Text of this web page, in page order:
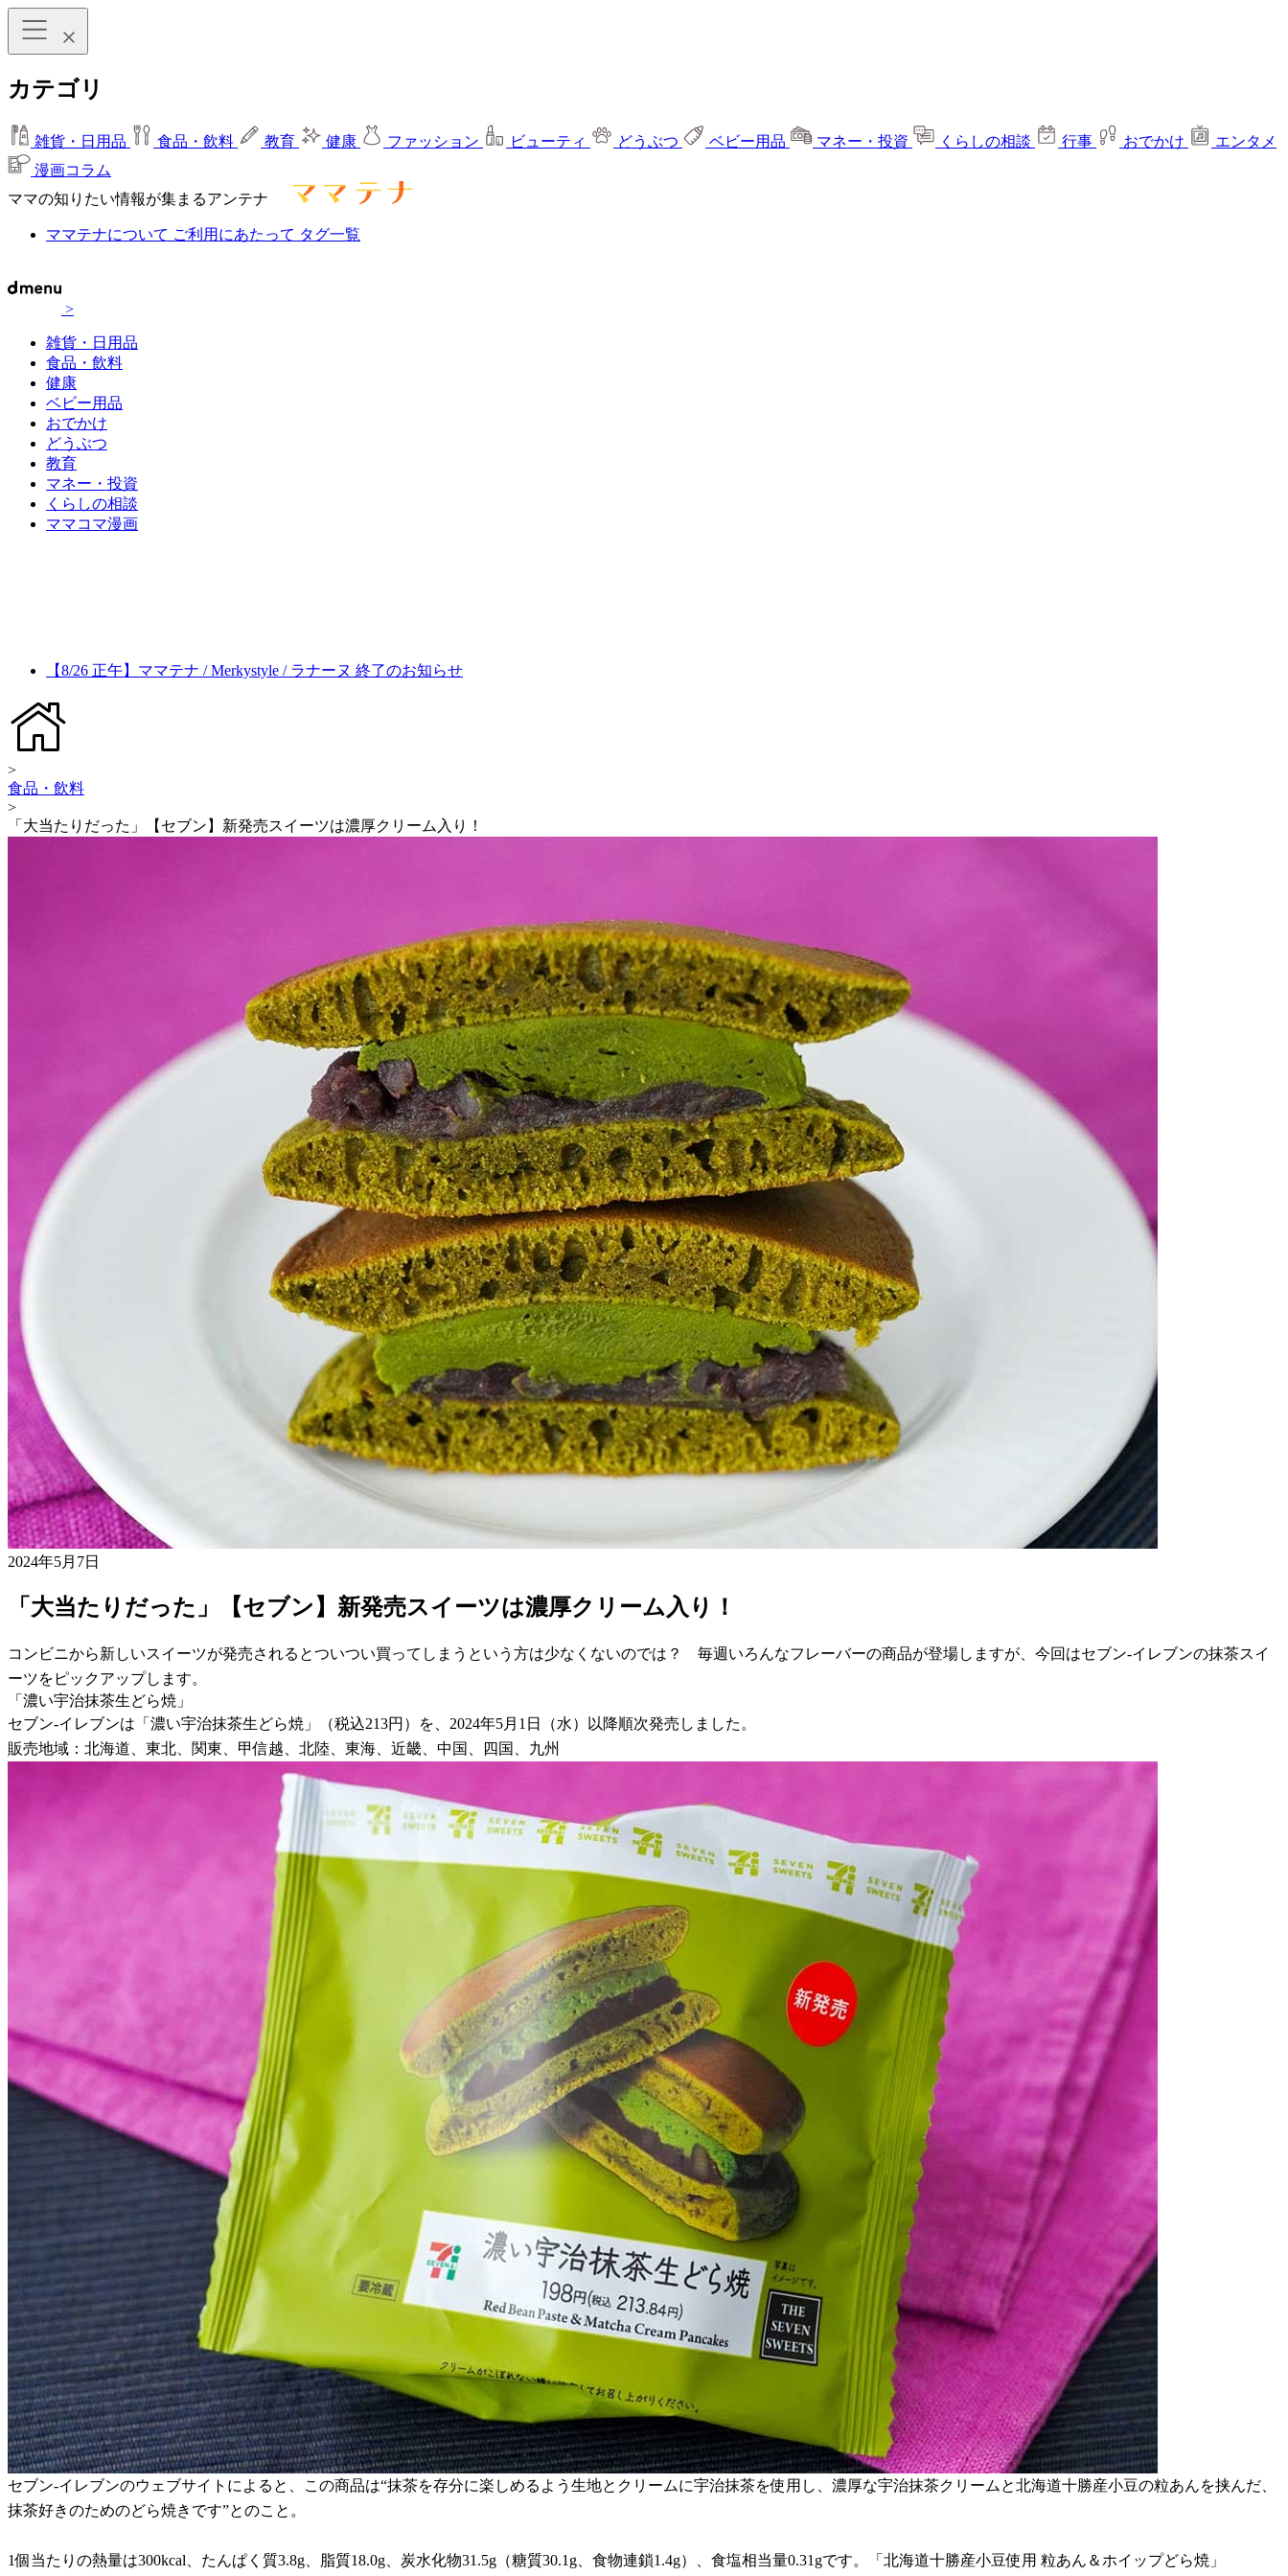
カテゴリ
雑貨・日用品 食品・飲料 教育 健康 ファッション ビューティ どうぶつ ベビー用品 マネー・投資 くらしの相談 行事 おでかけ
エンタメ
漫画コラム
ママの知りたい情報が集まるアンテナ
ママテナについて ご利用にあたって タグ一覧
>
雑貨・日用品
食品・飲料
健康
ベビー用品
おでかけ
どうぶつ
教育
マネー・投資
くらしの相談
ママコマ漫画
【8/26 正午】ママテナ / Merkystyle / ラナーヌ 終了のお知らせ
>
食品・飲料
>
「大当たりだった」【セブン】新発売スイーツは濃厚クリーム入り！
2024年5月7日
「大当たりだった」【セブン】新発売スイーツは濃厚クリーム入り！
コンビニから新しいスイーツが発売されるとついつい買ってしまうという方は少なくないのでは？ 毎週いろんなフレーバーの商品が登場しますが、今回はセブン-イレブンの抹茶スイ
ーツをピックアップします。
「濃い宇治抹茶生どら焼」
セブン-イレブンは「濃い宇治抹茶生どら焼」（税込213円）を、2024年5月1日（水）以降順次発売しました。
販売地域：北海道、東北、関東、甲信越、北陸、東海、近畿、中国、四国、九州
セブン-イレブンのウェブサイトによると、この商品は“抹茶を存分に楽しめるよう生地とクリームに宇治抹茶を使用し、濃厚な宇治抹茶クリームと北海道十勝産小豆の粒あんを挟んだ、
抹茶好きのためのどら焼きです”とのこと。
1個当たりの熱量は300kcal、たんぱく質3.8g、脂質18.0g、炭水化物31.5g（糖質30.1g、食物連鎖1.4g）、食塩相当量0.31gです。「北海道十勝産小豆使用 粒あん＆ホイップどら焼」